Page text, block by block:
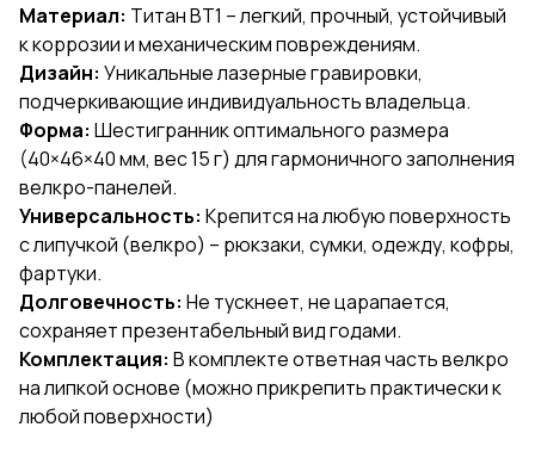
Материал: Титан BT1 – легкий, прочный, устойчивый
к коррозии и механическим повреждениям.
Дизайн: Уникальные лазерные гравировки,
подчеркивающие индивидуальность владельца.
Форма: Шестигранник оптимального размера
(40×46×40 мм, вес 15 г) для гармоничного заполнения
велкро-панелей.
Универсальность: Крепится на любую поверхность
с липучкой (велкро) – рюкзаки, сумки, одежду, кофры,
фартуки.
Долговечность: Не тускнеет, не царапается,
сохраняет презентабельный вид годами.
Комплектация: В комплекте ответная часть велкро
на липкой основе (можно прикрепить практически к
любой поверхности)